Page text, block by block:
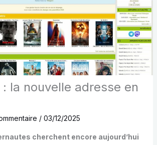
la nouvelle adresse en
/ 03/12/2025
cherchent encore aujourd’hui